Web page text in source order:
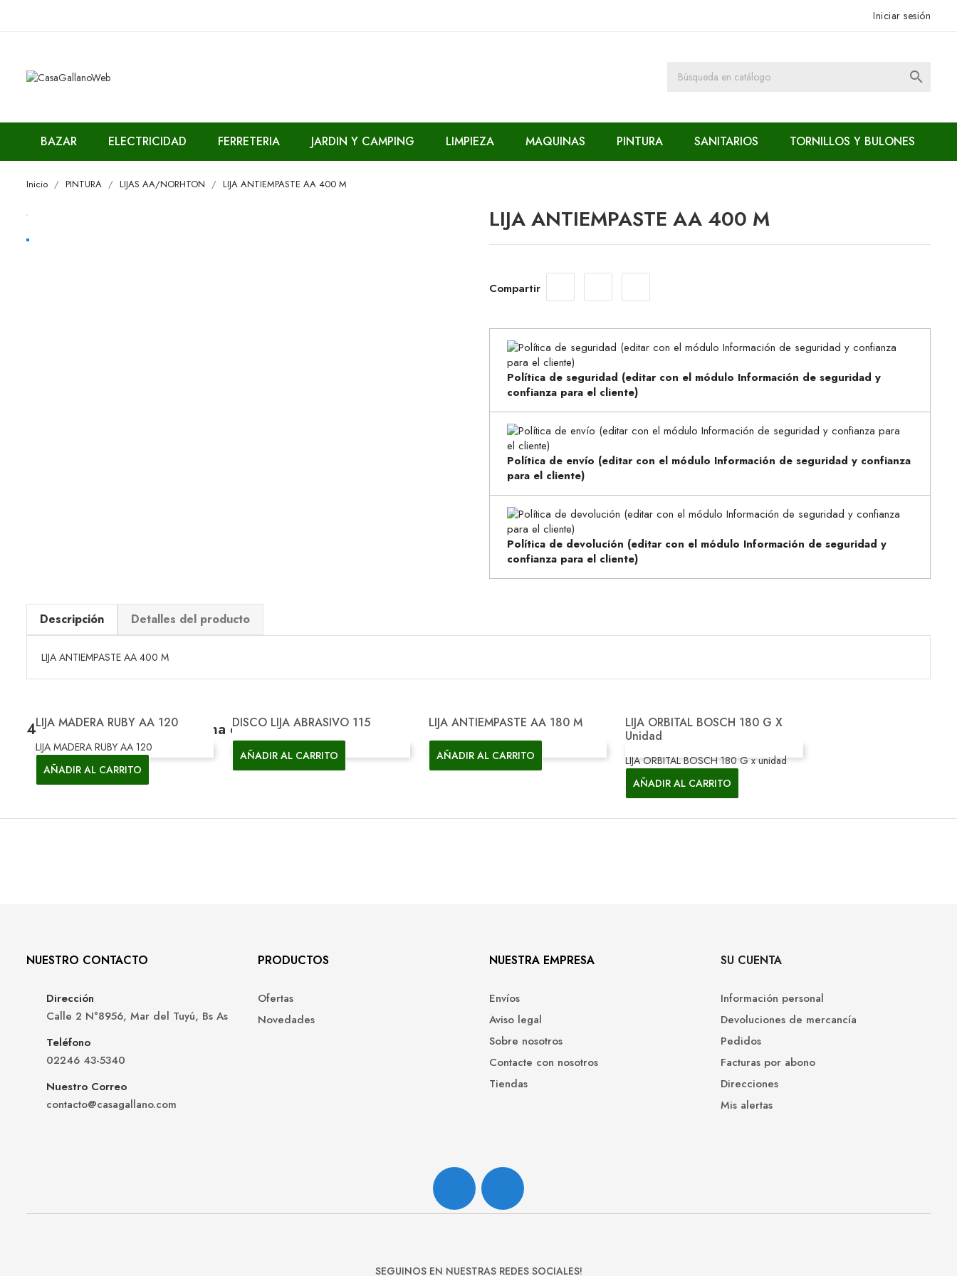
Iniciar sesión

BAZAR ELECTRICIDAD FERRETERIA JARDIN Y CAMPING LIMPIEZA MAQUINAS PINTURA SANITARIOS TORNILLOS Y BULONES
Inicio PINTURA LIJAS AA/NORHTON LIJA ANTIEMPASTE AA 400 M
LIJA ANTIEMPASTE AA 400 M
Compartir
Política de seguridad (editar con el módulo Información de seguridad y
confianza para el cliente)
Política de envío (editar con el módulo Información de seguridad y confianza
para el cliente)
Política de devolución (editar con el módulo Información de seguridad y
confianza para el cliente)
Descripción Detalles del producto
LIJA ANTIEMPASTE AA 400 M
4 otros productos en la misma categoría:
Vista rápida
LIJA MADERA RUBY AA 120
LIJA MADERA RUBY AA 120
AÑADIR AL CARRITO
Vista rápida
DISCO LIJA ABRASIVO 115
AÑADIR AL CARRITO
Vista rápida
LIJA ANTIEMPASTE AA 180 M
AÑADIR AL CARRITO
Vista rápida
LIJA ORBITAL BOSCH 180 G X
Unidad
LIJA ORBITAL BOSCH 180 G x unidad
AÑADIR AL CARRITO
NUESTRO CONTACTO
Dirección
Calle 2 N°8956, Mar del Tuyú, Bs As
Teléfono
02246 43-5340
Nuestro Correo
contacto@casagallano.com
PRODUCTOS
Ofertas
Novedades
NUESTRA EMPRESA
Envíos
Aviso legal
Sobre nosotros
Contacte con nosotros
Tiendas
SU CUENTA
Información personal
Devoluciones de mercancía
Pedidos
Facturas por abono
Direcciones
Mis alertas
Facebook
SEGUINOS EN NUESTRAS REDES SOCIALES!